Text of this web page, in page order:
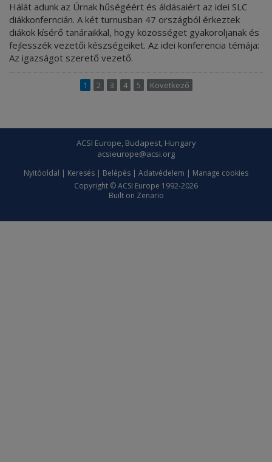
Hálát adunk az Úrnak hűségéért és áldásaiért az idei SLC
diákkonferncián. A két turnusban 47 országból érkeztek
diákok kísérő tanáraikkal, hogy közösséget gyakoroljanak és
fejlesszék vezetői készségeiket. Az idei konferencia témája:
Az igazságot szerető vezető.
1 2 3 4 5 Következő
ACSI Europe, Budapest, Hungary
acsieurope@acsi.org
Nyitóoldal | Keresés | Belépés | Adatvédelem | Manage cookies
Copyright © ACSI Europe 1992-2026
Built on Zenario